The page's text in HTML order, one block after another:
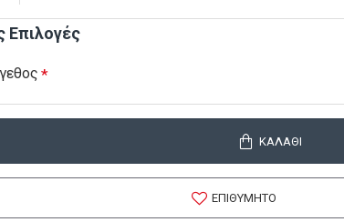
Επιλογές
ΚΑΛΆΘΙ
ΕΠΙΘΥΜΗΤΌ